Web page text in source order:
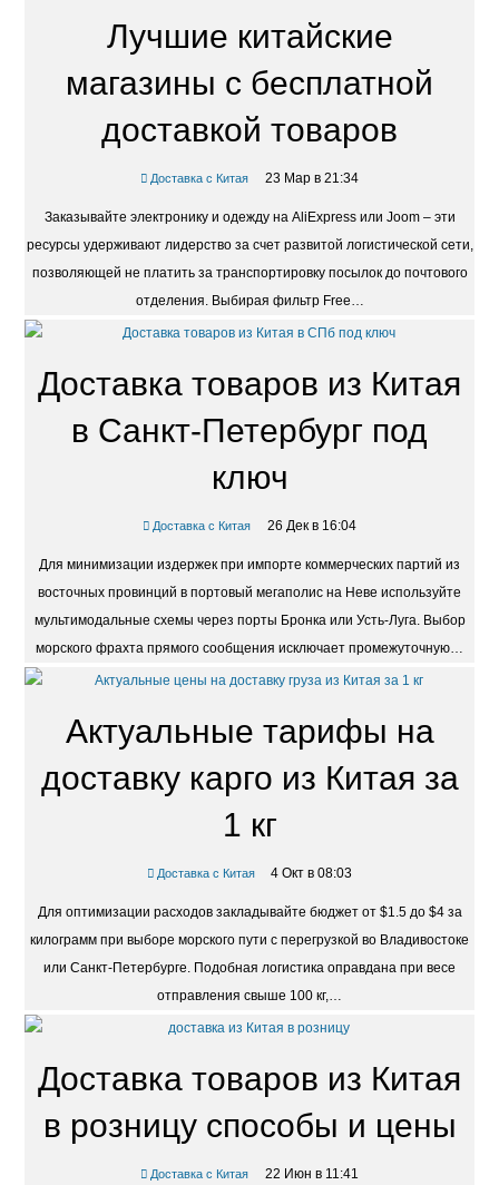
Лучшие китайские
магазины с бесплатной
доставкой товаров
Доставка с Китая 23 Мар в 21:34
Заказывайте электронику и одежду на AliExpress или Joom – эти
ресурсы удерживают лидерство за счет развитой логистической сети,
позволяющей не платить за транспортировку посылок до почтового
отделения. Выбирая фильтр Free…
Доставка товаров из Китая
в Санкт-Петербург под
ключ
Доставка с Китая 26 Дек в 16:04
Для минимизации издержек при импорте коммерческих партий из
восточных провинций в портовый мегаполис на Неве используйте
мультимодальные схемы через порты Бронка или Усть-Луга. Выбор
морского фрахта прямого сообщения исключает промежуточную…
Актуальные тарифы на
доставку карго из Китая за
1 кг
Доставка с Китая 4 Окт в 08:03
Для оптимизации расходов закладывайте бюджет от $1.5 до $4 за
килограмм при выборе морского пути с перегрузкой во Владивостоке
или Санкт-Петербурге. Подобная логистика оправдана при весе
отправления свыше 100 кг,…
Доставка товаров из Китая
в розницу способы и цены
Доставка с Китая 22 Июн в 11:41